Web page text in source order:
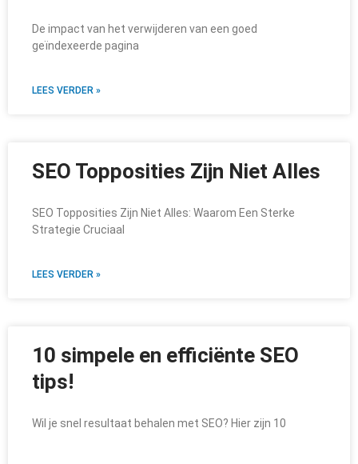
De impact van het verwijderen van een goed
geïndexeerde pagina
LEES VERDER »
SEO Topposities Zijn Niet Alles
SEO Topposities Zijn Niet Alles: Waarom Een Sterke
Strategie Cruciaal
LEES VERDER »
10 simpele en efficiënte SEO
tips!
Wil je snel resultaat behalen met SEO? Hier zijn 10